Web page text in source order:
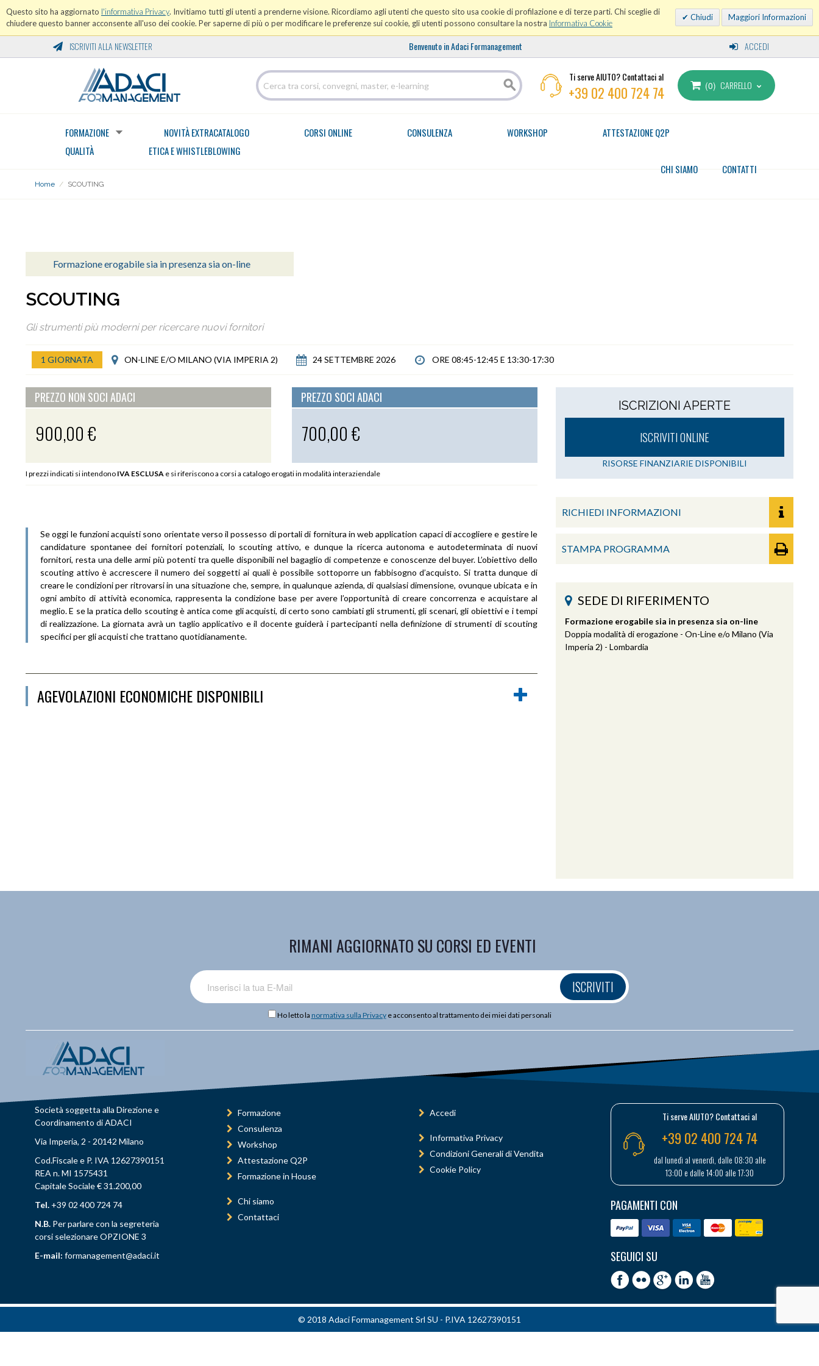
Questo sito ha aggiornato l'informativa Privacy. Invitiamo tutti gli utenti a prenderne visione. Ricordiamo agli utenti che questo sito usa cookie di profilazione e di terze parti. Chi sceglie di
chiudere questo banner acconsente all'uso dei cookie. Per saperne di più o per modificare le preferenze sui cookie, gli utenti possono consultare la nostra Informativa Cookie
Chiudi Maggiori Informazioni
ISCRIVITI ALLA NEWSLETTER Benvenuto in Adaci Formanagement ACCEDI
Ti serve AIUTO? Contattaci al
+39 02 400 724 74 0 CARRELLO
FORMAZIONE NOVITÀ EXTRACATALOGO CORSI ONLINE CONSULENZA WORKSHOP
ATTESTAZIONE Q2P
QUALITÀ
ETICA E WHISTLEBLOWING
CONTATTI
CHI SIAMO
Home / SCOUTING
Formazione erogabile sia in presenza sia on-line
SCOUTING
Gli strumenti più moderni per ricercare nuovi fornitori
1 GIORNATA ON-LINE E/O MILANO (VIA IMPERIA 2) 24 SETTEMBRE 2026 ORE 08:45-12:45 E 13:30-17:30
PREZZO NON SOCI ADACI
900,00 €
PREZZO SOCI ADACI
700,00 €
I prezzi indicati si intendono IVA ESCLUSA e si riferiscono a corsi a catalogo erogati in modalità interaziendale
ISCRIZIONI APERTE
ISCRIVITI ONLINE
RISORSE FINANZIARIE DISPONIBILI
Se oggi le funzioni acquisti sono orientate verso il possesso di portali di fornitura in web application capaci di accogliere e gestire le
candidature spontanee dei fornitori potenziali, lo scouting attivo, e dunque la ricerca autonoma e autodeterminata di nuovi
fornitori, resta una delle armi più potenti tra quelle disponibili nel bagaglio di competenze e conoscenze del buyer. L’obiettivo dello
scouting attivo è accrescere il numero dei soggetti ai quali è possibile sottoporre un fabbisogno d’acquisto. Si tratta dunque di
creare le condizioni per ritrovarsi in una situazione che, sempre, in qualunque azienda, di qualsiasi dimensione, ovunque ubicata e in
ogni ambito di attività economica, rappresenta la condizione base per avere l’opportunità di creare concorrenza e acquistare al
meglio. E se la pratica dello scouting è antica come gli acquisti, di certo sono cambiati gli strumenti, gli scenari, gli obiettivi e i tempi
di realizzazione. La giornata avrà un taglio applicativo e il docente guiderà i partecipanti nella definizione di strumenti di scouting
specifici per gli acquisti che trattano quotidianamente.
AGEVOLAZIONI ECONOMICHE DISPONIBILI
RICHIEDI INFORMAZIONI
STAMPA PROGRAMMA
SEDE DI RIFERIMENTO
Formazione erogabile sia in presenza sia on-line
Doppia modalità di erogazione - On-Line e/o Milano (Via
Imperia 2) - Lombardia
RIMANI AGGIORNATO SU CORSI ED EVENTI
ISCRIVITI
Ho letto la normativa sulla Privacye acconsento al trattamento dei miei dati personali
Società soggetta alla Direzione e
Coordinamento di ADACI
Via Imperia, 2 - 20142 Milano
Cod.Fiscale e P. IVA 12627390151
REA n. MI 1575431
Capitale Sociale € 31.200,00
Tel. +39 02 400 724 74
N.B. Per parlare con la segreteria
corsi selezionare OPZIONE 3
E-mail: formanagement@adaci.it
Formazione
Consulenza
Workshop
Attestazione Q2P
Formazione in House
Chi siamo
Contattaci
Accedi
Informativa Privacy
Condizioni Generali di Vendita
Cookie Policy
Ti serve AIUTO? Contattaci al
+39 02 400 724 74
dal lunedì al venerdì, dalle 08:30 alle
13:00 e dalle 14:00 alle 17:30
PAGAMENTI CON
SEGUICI SU
© 2018 Adaci Formanagement Srl SU - P.IVA 12627390151